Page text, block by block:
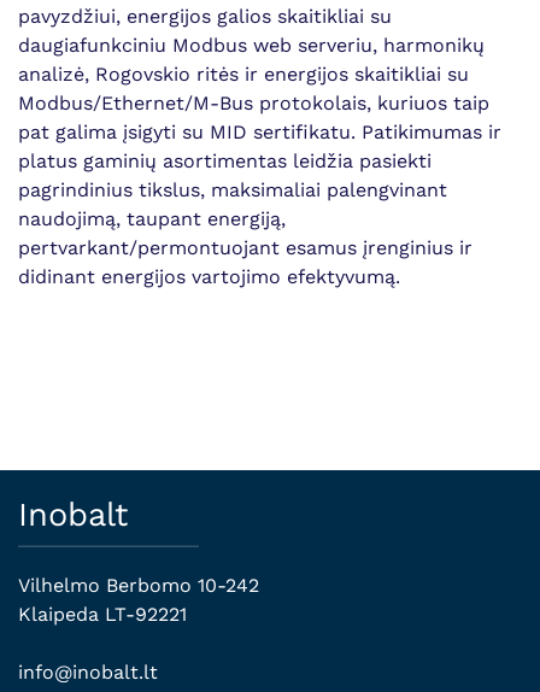
pavyzdžiui, energijos galios skaitikliai su
daugiafunkciniu Modbus web serveriu, harmonikų
analizė, Rogovskio ritės ir energijos skaitikliai su
Modbus/Ethernet/M-Bus protokolais, kuriuos taip
pat galima įsigyti su MID sertifikatu. Patikimumas ir
platus gaminių asortimentas leidžia pasiekti
pagrindinius tikslus, maksimaliai palengvinant
naudojimą, taupant energiją,
pertvarkant/permontuojant esamus įrenginius ir
didinant energijos vartojimo efektyvumą.
Inobalt
Vilhelmo Berbomo 10-242
Klaipeda LT-92221
info@inobalt.lt